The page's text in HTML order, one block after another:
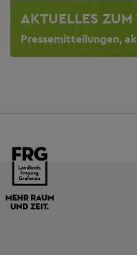
AKTUELLES
Pressemitteilungen,